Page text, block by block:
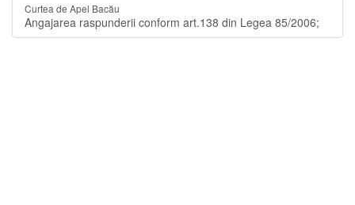
Curtea de Apel Bacău
Angajarea raspunderii conform art.138 din Legea 85/2006;